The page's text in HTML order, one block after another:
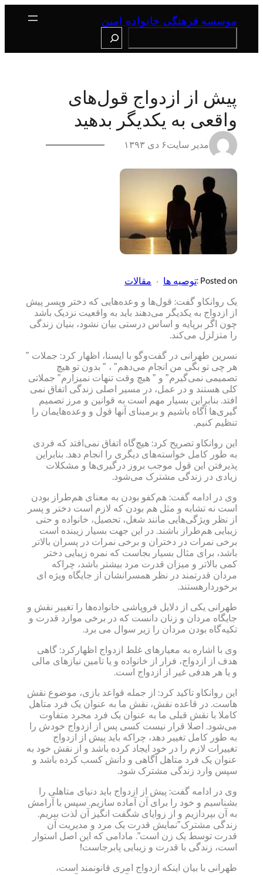
موسسه فرهنگی خانواده امین
پیش از ازدواج قول‌های
واقعی به یکدیگر بدهید
مدیر سایت۶ دی ۱۳۹۳
Posted on : توصیه ها
مقالات
یک روانکاو گفت: قول‌ها و وعده‌هایی که دختر وپسر پیش
از ازدواج به یکدیگر می‌دهند باید به واقعیت نزدیک باشد
چون اگر برپایه و اساس درستی بیان نشود، بنیان زندگی
را متزلزل می‌کند.
نسرین طهرانی در گفت‌وگو با ایسنا، اظهار کرد: جملات ”
هر چی تو بگی من انجام می‌دهم” ، ” بدون تو هیچ
تصمیمی نمی‌گیرم” و ” هیچ وقت تنهات نمیزارم” جملاتی
کلی هستند و در عمل، در مسیر اصلی زندگی اتفاق نمی
افتد. بنابراین بسیار مهم است به قوانین و مرز تصمیم
گیری‌ها آگاه باشیم و برمبنای آنها قول و وعده‌هایمان را
تنظیم کنیم.
این روانکاو تصریح کرد: هیچ‌گاه اتفاق نمی‌افتد که فردی
به طور کامل خواسته‌های دیگری را انجام دهد. بنابراین
پذیرفتن این قول موجب بروز درگیری‌ها و مشکلات
زیادی در زندگی مشترک می‌شود.
وی در ادامه گفت: هم‌کفو بودن به معنای هم‌طراز بودن
است نه تشابه و مثل هم بودن که لازم است دختر و پسر
از نظر ویژگی‌هایی مانند شغل، تحصیل، خانواده و حتی
زیبایی هم‌طراز باشند. در این جهت بسیار زیبنده است
برخی نمرات در دختران و برخی نمرات در پسران بالاتر
باشد، برای مثال بسیار بجاست که نمره زیبایی دختر
کمی بالاتر و میزان قدرت مرد بیشتر باشد، چراکه
مردان قدرتمند در نظر همسرانشان از جایگاه ویژه ای
برخوردارهستند.
طهرانی یکی از دلایل فروپاشی خانواده‌ها را تغییر نقش و
جایگاه مردان و زنان دانست که در برخی موارد قدرت و
تکیه‌گاه بودن مردان را زیر سوال می برد.
وی با اشاره به معیارهای غلط ازدواج اظهارکرد: گاهی
هدف از ازدواج، فرار از خانواده و یا تامین نیازهای مالی
و یا هر هدفی غیر از ازدواج است.
این روانکاو تاکید کرد: از جمله قواعد بازی، موضوع نقش
هاست. در قاعده نقش، نقش ما به عنوان یک فرد متاهل
کاملا با نقش قبلی ما به عنوان یک فرد مجرد متفاوت
می‌شود. اصلا قرار نیست کسی پس از ازدواج خودش را
به طور کامل تغییر دهد، چراکه باید پیش از ازدواج
تغییرات لازم را در خود ایجاد کرده باشد و از نقش خود به
عنوان یک فرد متاهل آگاهی و دانش کسب کرده باشد و
سپس وارد زندگی مشترک شود.
وی در ادامه گفت: پیش از ازدواج باید دنیای متاهلی را
بشناسیم و خود را برای آن آماده سازیم. سپس با آرامش
به آن بپردازیم و از زوایای شگفت انگیز آن لذت ببریم.
زندگی مشترک”نمایش قدرت یک مرد و مدیریت آن
قدرت توسط یک زن است”. مادامی که این اصل استوار
است، زندگی با قدرت و زیبایی پابرجاست!
طهرانی با بیان اینکه ازدواج امری قانونمند است،